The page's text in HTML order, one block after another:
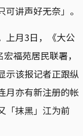
讲声好无奈」。
上月3日，《大公
福苑居民联署，
示该报记者正跟纵
月亦有新注册的帐
「抹黑」江为前